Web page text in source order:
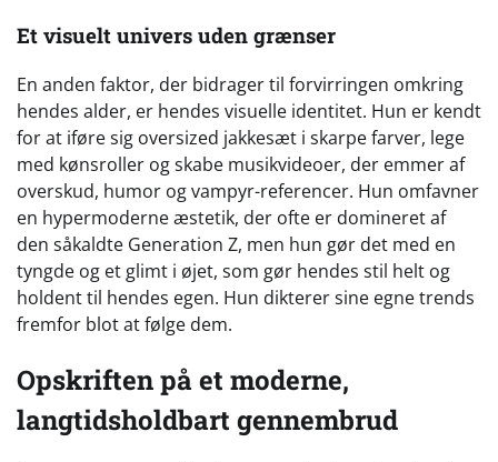
Et visuelt univers uden grænser
En anden faktor, der bidrager til forvirringen omkring
hendes alder, er hendes visuelle identitet. Hun er kendt
for at iføre sig oversized jakkesæt i skarpe farver, lege
med kønsroller og skabe musikvideoer, der emmer af
overskud, humor og vampyr-referencer. Hun omfavner
en hypermoderne æstetik, der ofte er domineret af
den såkaldte Generation Z, men hun gør det med en
tyngde og et glimt i øjet, som gør hendes stil helt og
holdent til hendes egen. Hun dikterer sine egne trends
fremfor blot at følge dem.
Opskriften på et moderne,
langtidsholdbart gennembrud